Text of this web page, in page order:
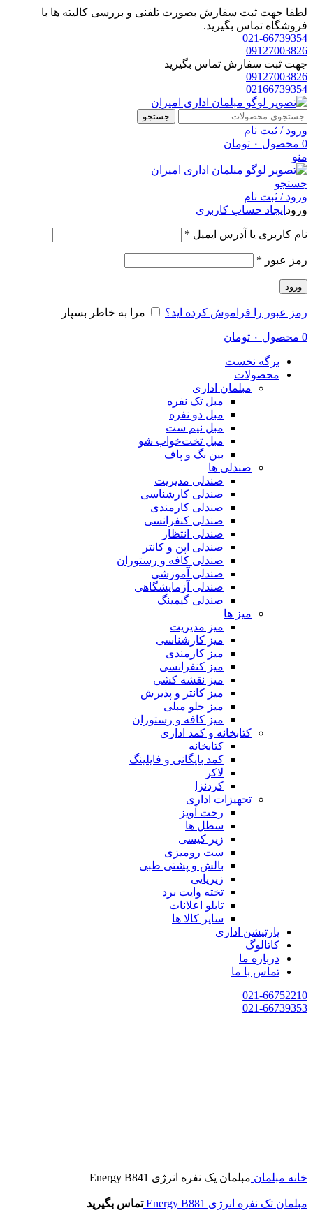
لطفا جهت ثبت سفارش بصورت تلفنی و بررسی کالیته ها با
فروشگاه تماس بگیرید.
021-66739354
09127003826
جهت ثبت سفارش تماس بگیرید
09127003826
02166739354
جستجو
ورود / ثبت نام
0 محصول ۰ تومان
منو
جستجو
ورود / ثبت نام
ورود ایجاد حساب کاربری
نام کاربری یا آدرس ایمیل *
رمز عبور *
ورود
رمز عبور را فراموش کرده اید؟ مرا به خاطر بسپار
0 محصول ۰ تومان
برگه نخست
محصولات
مبلمان اداری
مبل تک نفره
مبل دو نفره
مبل نیم ست
مبل تخت‌خواب شو
بین بگ و پاف
صندلی ها
صندلی مدیریت
صندلی کارشناسی
صندلی کارمندی
صندلی کنفرانسی
صندلی انتظار
صندلی اپن و کانتر
صندلی کافه و رستوران
صندلی آموزشی
صندلی آزمایشگاهی
صندلی گیمینگ
میز ها
میز مدیریت
میز کارشناسی
میز کارمندی
میز کنفرانسی
میز نقشه کشی
میز کانتر و پذیرش
میز جلو مبلی
میز کافه و رستوران
کتابخانه و کمد اداری
کتابخانه
کمد بایگانی و فایلینگ
لاکر
کردنزا
تجهیزات اداری
رخت آویز
سطل ها
زیر کیسی
ست رومیزی
بالش و پشتی طبی
زیرپایی
تخته وایت برد
تابلو اعلانات
سایر کالا ها
پارتیشن اداری
کاتالوگ
درباره ما
تماس با ما
021-66752210
021-66739353
خانه مبلمان مبلمان یک نفره انرژی Energy B841
مبلمان تک نفره انرژی Energy B881
تماس بگیرید